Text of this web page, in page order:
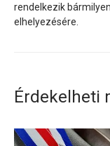
rendelkezik
elhelyezésére.
Érdekelheti